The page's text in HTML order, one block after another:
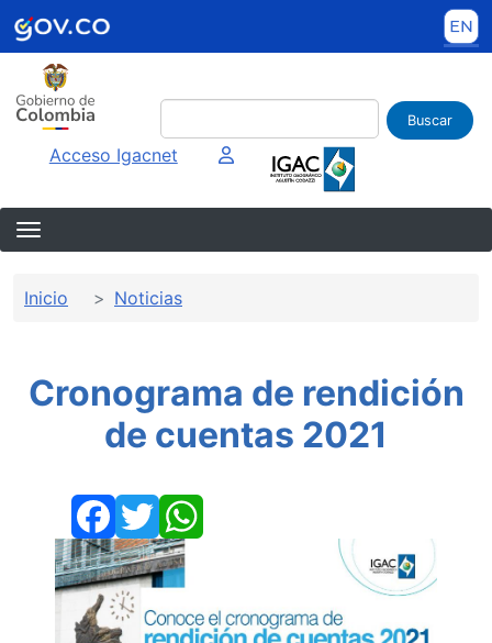
Pasar al contenido principal
Buscar
Acceso Igacnet Imagen interna
Sobrescribir enlaces de ayuda a la
Inicio Noticias
Cronograma de rendición
de cuentas 2021
Facebook
Twitter